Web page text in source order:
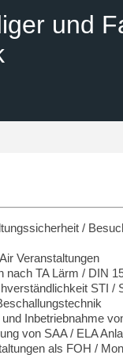
und
/
Veranstaltungen
nach TA Lärm / DIN
STI /
Inbetriebnahme
von SAA / ELA
als FOH /